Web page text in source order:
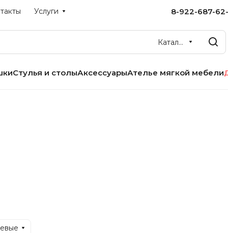
Услуги 8-922-687-62-
Каталог
Стулья и столыАксессуарыАтелье мягкой мебели